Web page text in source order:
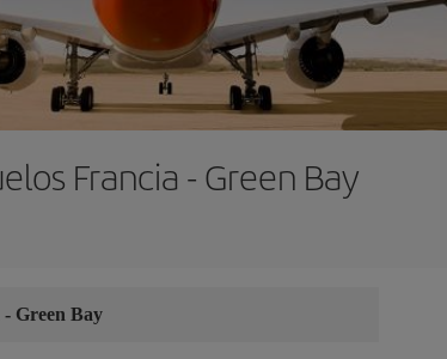
Francia - Green Bay
- Green Bay